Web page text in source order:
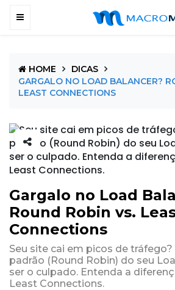
HOME
DICAS
GARGALO NO LOAD BALANCER?
LEAST CONNECTIONS
Gargalo no Load
Round Robin vs.
Connections
Seu site cai em picos de
padrão (Round Robin) do seu
ser o culpado. Entenda a
Least Connections.